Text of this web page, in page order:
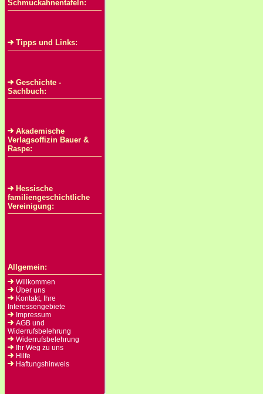
Schmuckahnentafeln:
Tipps und Links:
Geschichte -
Sachbuch:
Akademische
Verlagsoffizin Bauer &
Raspe:
Hessische
familiengeschichtliche
Vereinigung:
Allgemein:
Willkommen
Über uns
Kontakt, Ihre
Interessengebiete
Impressum
AGB und
Widerrufsbelehrung
Widerrufsbelehrung
Ihr Weg zu uns
Hilfe
Haftungshinweis